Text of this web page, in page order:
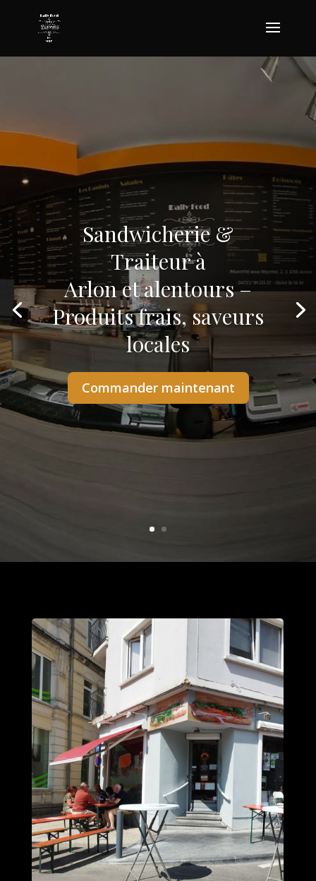
Sandwicherie &
Traiteur à
Arlon et alentours –
Produits frais, saveurs
locales
Commander maintenant